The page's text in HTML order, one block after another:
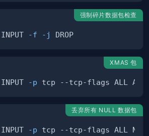
强制碎片数据包检查
INPUT -f -j
XMAS 包
INPUT -p tcp --tcp-flags ALL
丢弃所有 NULL 数据包
INPUT -p tcp --tcp-flags ALL